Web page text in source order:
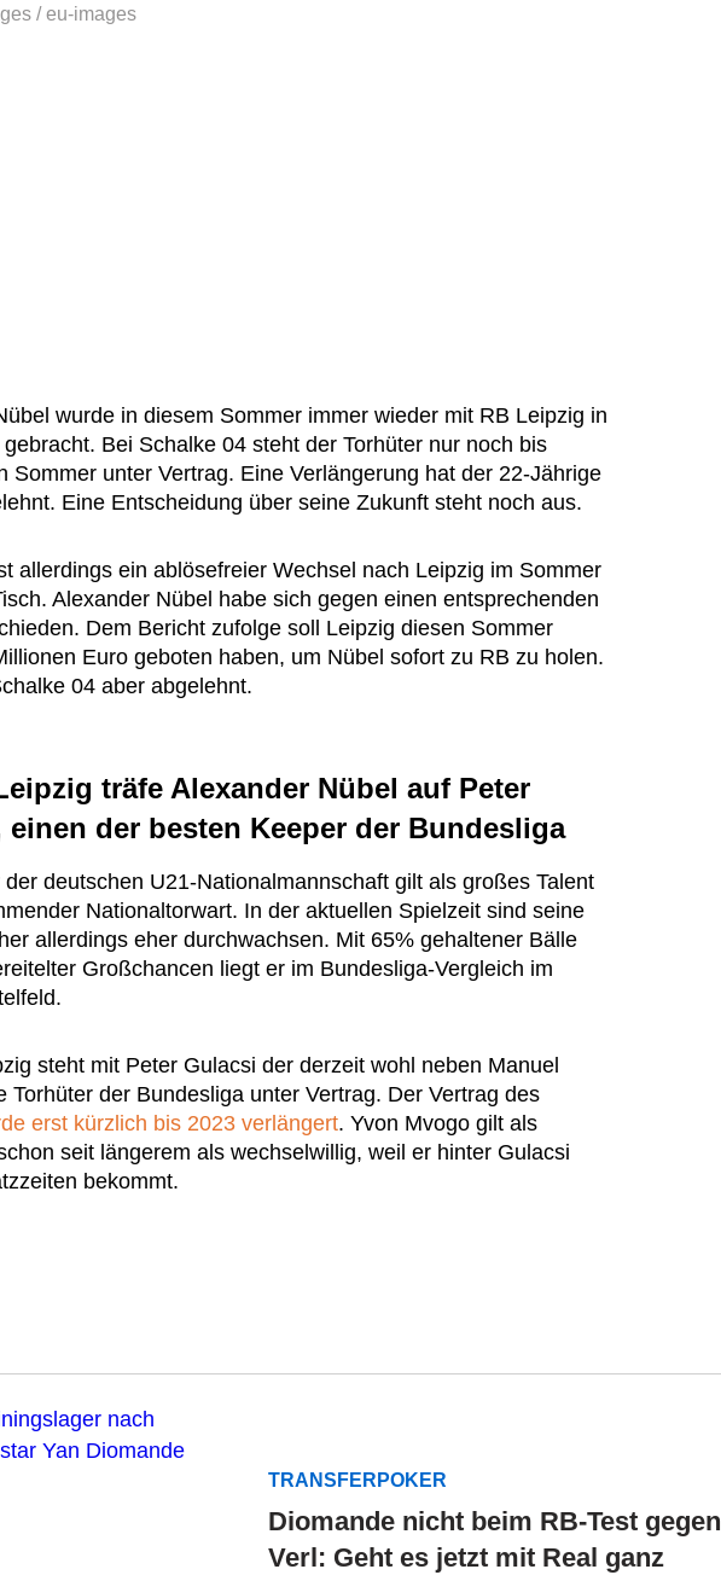
/ eu-images
wurde in diesem Sommer immer wieder mit RB Leipzig in
Bei Schalke 04 steht der Torhüter nur noch bis
Sommer unter Vertrag. Eine Verlängerung hat der 22-Jährige
Eine Entscheidung über seine Zukunft steht noch aus.
allerdings ein ablösefreier Wechsel nach Leipzig im Sommer
Alexander Nübel habe sich gegen einen entsprechenden
Dem Bericht zufolge soll Leipzig diesen Sommer
Euro geboten haben, um Nübel sofort zu RB zu holen.
04 aber abgelehnt.
träfe Alexander Nübel auf Peter
einen der besten Keeper der Bundesliga
der deutschen U21-Nationalmannschaft gilt als großes Talent
Nationaltorwart. In der aktuellen Spielzeit sind seine
allerdings eher durchwachsen. Mit 65% gehaltener Bälle
Großchancen liegt er im Bundesliga-Vergleich im
steht mit Peter Gulacsi der derzeit wohl neben Manuel
Torhüter der Bundesliga unter Vertrag. Der Vertrag des
erst kürzlich bis 2023 verlängert. Yvon Mvogo gilt als
seit längerem als wechselwillig, weil er hinter Gulacsi
bekommt.
TRANSFERPOKER
Diomande nicht beim RB-Test gegen
Verl: Geht es jetzt mit Real ganz